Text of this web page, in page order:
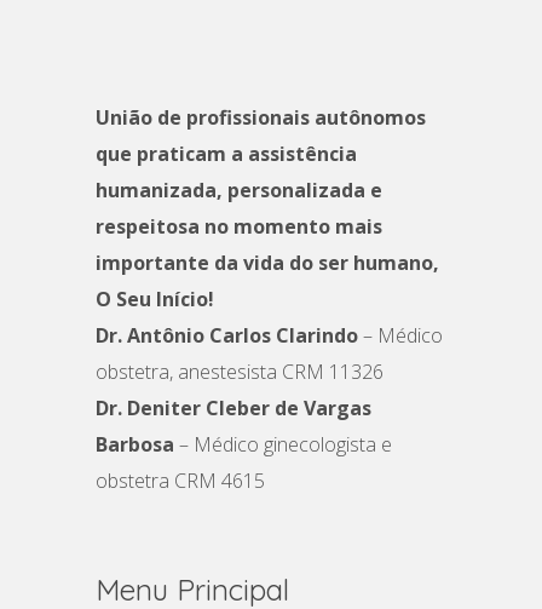
União de profissionais autônomos
que praticam a assistência
humanizada, personalizada e
respeitosa no momento mais
importante da vida do ser humano,
O Seu Início!
Dr. Antônio Carlos Clarindo– Médico
obstetra, anestesista CRM 11326
Dr. Deniter Cleber de Vargas
Barbosa – Médico ginecologista e
obstetra CRM 4615
Menu Principal